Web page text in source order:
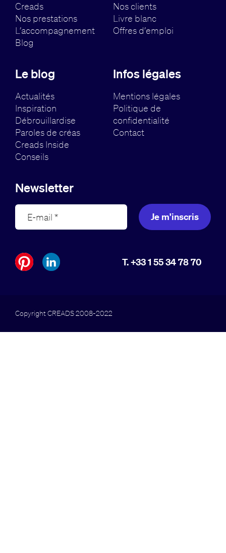
Creads
Nos prestations
L’accompagnement
Blog
Nos clients
Livre blanc
Offres d’emploi
Le blog
Actualités
Inspiration
Débrouillardise
Paroles de créas
Creads Inside
Conseils
Infos légales
Mentions légales
Politique de
confidentialité
Contact
Newsletter
Je m'inscris
T. +33 1 55 34 78 70
Copyright CREADS 2008-2022